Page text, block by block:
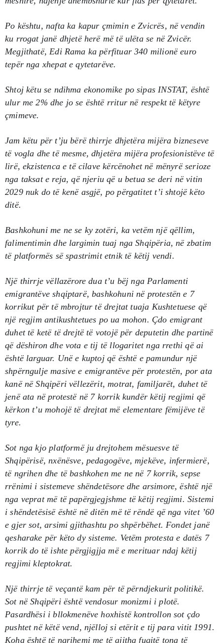
Po kështu, nafta ka kapur çmimin e Zvicrës, në vendin
ku rrogat janë dhjetë herë më të ulëta se në Zvicër.
Megjithatë, Edi Rama ka përfituar 340 milionë euro
tepër nga xhepat e qytetarëve.
Shtoj këtu se ndihma ekonomike po sipas INSTAT, është
ulur me 2% dhe jo se është rritur në respekt të këtyre
çmimeve.
Jam këtu për t’ju bërë thirrje dhjetëra mijëra bizneseve
të vogla dhe të mesme, dhjetëra mijëra profesionistëve të
lirë, ekzistenca e të cilave kërcënohet në mënyrë serioze
nga taksat e reja, që njeriu që u betua se deri në vitin
2029 nuk do të kenë asgjë, po përgatitet t’i shtojë këto
ditë.
Bashkohuni me ne se ky zotëri, ka vetëm një qëllim,
falimentimin dhe largimin tuaj nga Shqipëria, në zbatim
të platformës së spastrimit etnik të këtij vendi.
Një thirrje vëllazërore dua t’u bëj nga Parlamenti
emigrantëve shqiptarë, bashkohuni në protestën e 7
korrikut për të mbrojtur të drejtat tuaja Kushtetuese që
një regjim antikushtetues po ua mohon. Çdo emigrant
duhet të ketë të drejtë të votojë për deputetin dhe partinë
që dëshiron dhe vota e tij të llogaritet nga rrethi që ai
është larguar. Unë e kuptoj që është e pamundur një
shpërngulje masive e emigrantëve për protestën, por ata
kanë në Shqipëri vëllezërit, motrat, familjarët, duhet të
jenë ata në protestë në 7 korrik kundër këtij regjimi që
kërkon t’u mohojë të drejtat më elementare fëmijëve të
tyre.
Sot nga kjo platformë ju drejtohem mësuesve të
Shqipërisë, nxënësve, pedagogëve, mjekëve, infermierë,
të ngrihen dhe të bashkohen me ne në 7 korrik, sepse
rrënimi i sistemeve shëndetësore dhe arsimore, është një
nga veprat më të papërgjegjshme të këtij regjimi. Sistemi
i shëndetësisë është në ditën më të rëndë që nga vitet ’60
e gjer sot, arsimi gjithashtu po shpërbëhet. Fondet janë
qesharake për këto dy sisteme. Vetëm protesta e datës 7
korrik do të ishte përgjigjja më e merituar ndaj këtij
regjimi kleptokrat.
Një thirrje të veçantë kam për të përndjekurit politikë.
Sot në Shqipëri është vendosur monizmi i plotë.
Pasardhësi i bllokmenëve hoxhistë kontrollon sot çdo
pushtet në këtë vend, njëlloj si etërit e tij para vitit 1991.
Koha është të ngrihemi me të gjitha fuqitë tona të